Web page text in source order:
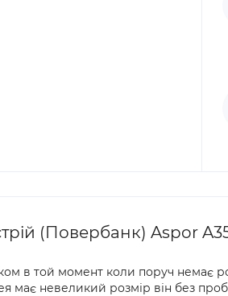
(Повербанк) Aspor
в той момент коли поруч немає
має невеликий розмір він без